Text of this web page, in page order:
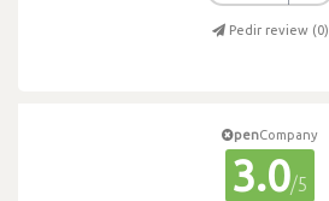
Pedir review (0)
penCompany
3.0/5